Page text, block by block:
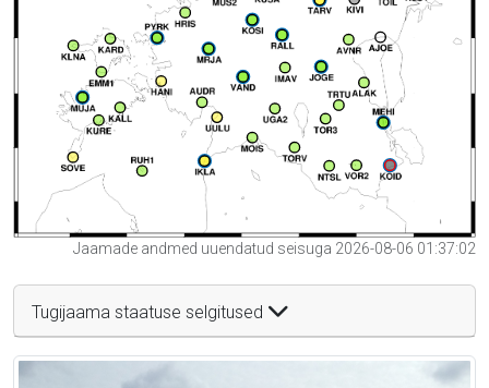
Jaamade andmed uuendatud seisuga 2026-08-06 01:37:02
Tugijaama staatuse selgitused